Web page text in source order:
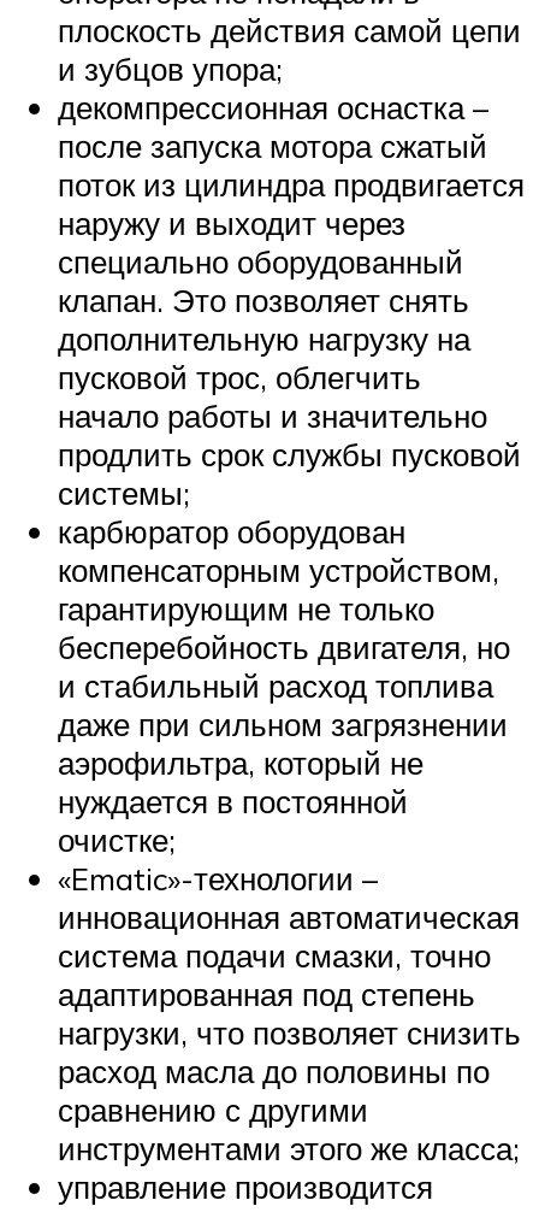
плоскость действия самой цепи
и зубцов упора;
декомпрессионная оснастка –
после запуска мотора сжатый
поток из цилиндра продвигается
наружу и выходит через
специально оборудованный
клапан. Это позволяет снять
дополнительную нагрузку на
пусковой трос, облегчить
начало работы и значительно
продлить срок службы пусковой
системы;
карбюратор оборудован
компенсаторным устройством,
гарантирующим не только
бесперебойность двигателя, но
и стабильный расход топлива
даже при сильном загрязнении
аэрофильтра, который не
нуждается в постоянной
очистке;
«Ematic»-технологии –
инновационная автоматическая
система подачи смазки, точно
адаптированная под степень
нагрузки, что позволяет снизить
расход масла до половины по
сравнению с другими
инструментами этого же класса;
управление производится